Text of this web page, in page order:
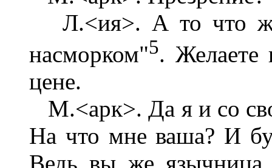
Л.<ия>. А то что
насморком"5.
цене.
М.<арк>. Да я и со
На что мне ваша? И